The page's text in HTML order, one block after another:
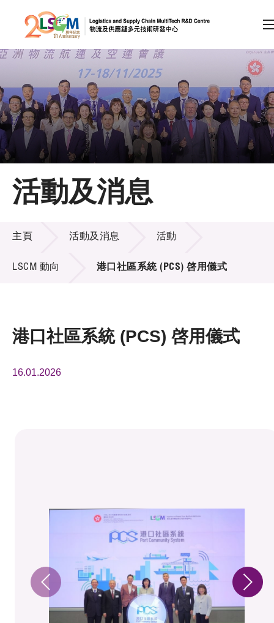
跳到內容（按回車鍵）
會員登入
A A EN 繁 简
主頁
關於LSCM
技術商品化
項目及資助計劃
活動及消息
活動及消息
活動及消息
主頁 活動及消息 活動
LSCM 動向 港口社區系統 (PCS) 啓用儀式
港口社區系統 (PCS) 啓用儀式
16.01.2026